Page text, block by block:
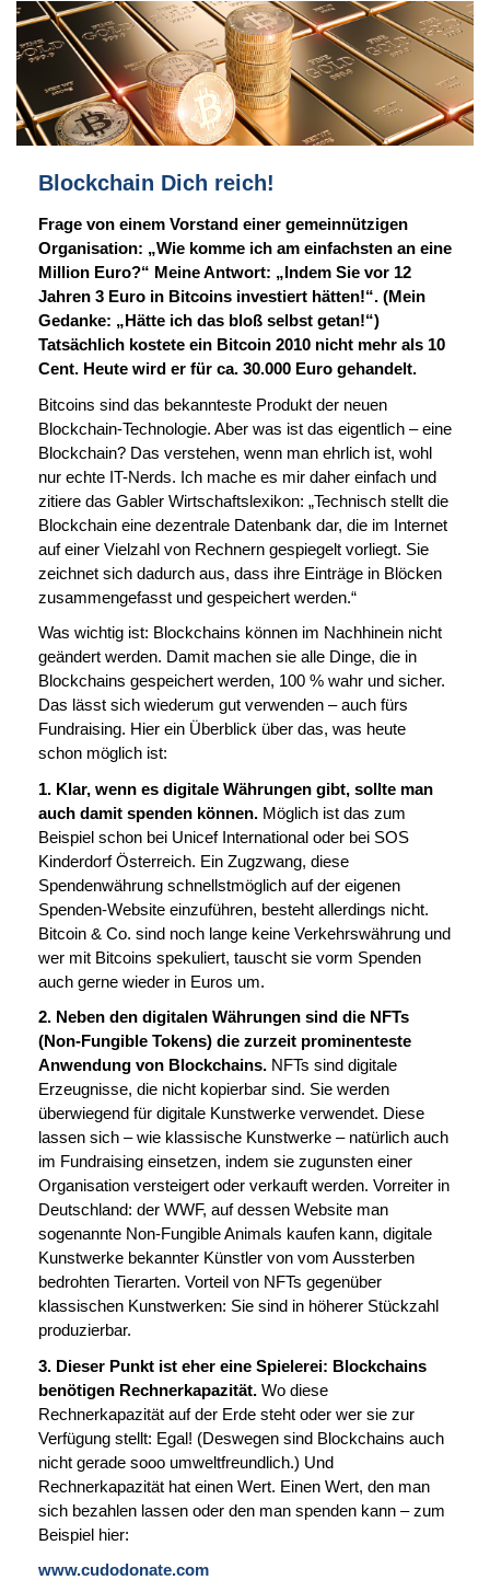
Direkt
Inhalt
Blockchain Dich reich!
Frage von einem Vorstand einer gemeinnützigen
Organisation: „Wie komme ich am einfachsten an eine
Million Euro?“ Meine Antwort: „Indem Sie vor 12
Jahren 3 Euro in Bitcoins investiert hätten!“. (Mein
Gedanke: „Hätte ich das bloß selbst getan!“)
Tatsächlich kostete ein Bitcoin 2010 nicht mehr als 10
Cent. Heute wird er für ca. 30.000 Euro gehandelt.
Bitcoins sind das bekannteste Produkt der neuen
Blockchain-Technologie. Aber was ist das eigentlich – eine
Blockchain? Das verstehen, wenn man ehrlich ist, wohl
nur echte IT-Nerds. Ich mache es mir daher einfach und
zitiere das Gabler Wirtschaftslexikon: „Technisch stellt die
Blockchain eine dezentrale Datenbank dar, die im Internet
auf einer Vielzahl von Rechnern gespiegelt vorliegt. Sie
zeichnet sich dadurch aus, dass ihre Einträge in Blöcken
zusammengefasst und gespeichert werden.“
Was wichtig ist: Blockchains können im Nachhinein nicht
geändert werden. Damit machen sie alle Dinge, die in
Blockchains gespeichert werden, 100 % wahr und sicher.
Das lässt sich wiederum gut verwenden – auch fürs
Fundraising. Hier ein Überblick über das, was heute
schon möglich ist:
1. Klar, wenn es digitale Währungen gibt, sollte man
auch damit spenden können. Möglich ist das zum
Beispiel schon bei Unicef International oder bei SOS
Kinderdorf Österreich. Ein Zugzwang, diese
Spendenwährung schnellstmöglich auf der eigenen
Spenden-Website einzuführen, besteht allerdings nicht.
Bitcoin & Co. sind noch lange keine Verkehrswährung und
wer mit Bitcoins spekuliert, tauscht sie vorm Spenden
auch gerne wieder in Euros um.
2. Neben den digitalen Währungen sind die NFTs
(Non-Fungible Tokens) die zurzeit prominenteste
Anwendung von Blockchains. NFTs sind digitale
Erzeugnisse, die nicht kopierbar sind. Sie werden
überwiegend für digitale Kunstwerke verwendet. Diese
lassen sich – wie klassische Kunstwerke – natürlich auch
im Fundraising einsetzen, indem sie zugunsten einer
Organisation versteigert oder verkauft werden. Vorreiter in
Deutschland: der WWF, auf dessen Website man
sogenannte Non-Fungible Animals kaufen kann, digitale
Kunstwerke bekannter Künstler von vom Aussterben
bedrohten Tierarten. Vorteil von NFTs gegenüber
klassischen Kunstwerken: Sie sind in höherer Stückzahl
produzierbar.
3. Dieser Punkt ist eher eine Spielerei: Blockchains
benötigen Rechnerkapazität. Wo diese
Rechnerkapazität auf der Erde steht oder wer sie zur
Verfügung stellt: Egal! (Deswegen sind Blockchains auch
nicht gerade sooo umweltfreundlich.) Und
Rechnerkapazität hat einen Wert. Einen Wert, den man
sich bezahlen lassen oder den man spenden kann – zum
Beispiel hier:
www.cudodonate.com